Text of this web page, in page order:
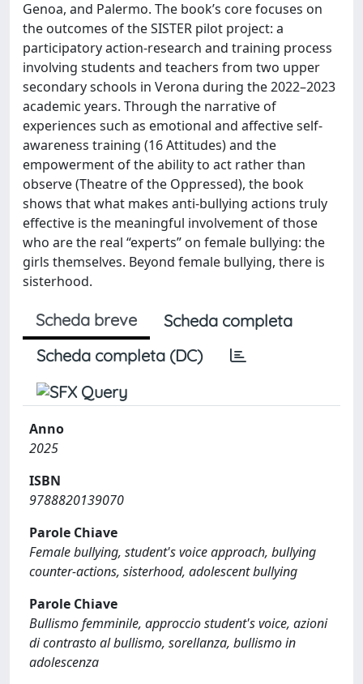
Genoa, and Palermo. The book’s core focuses on
the outcomes of the SISTER pilot project: a
participatory action-research and training process
involving students and teachers from two upper
secondary schools in Verona during the 2022–2023
academic years. Through the narrative of
experiences such as emotional and affective self-
awareness training (16 Attitudes) and the
empowerment of the ability to act rather than
observe (Theatre of the Oppressed), the book
shows that what makes anti-bullying actions truly
effective is the meaningful involvement of those
who are the real “experts” on female bullying: the
girls themselves. Beyond female bullying, there is
sisterhood.
Scheda breve
Scheda completa
Scheda completa (DC)
Anno
2025
ISBN
9788820139070
Parole Chiave
Female bullying, student's voice approach, bullying
counter-actions, sisterhood, adolescent bullying
Parole Chiave
Bullismo femminile, approccio student's voice, azioni
di contrasto al bullismo, sorellanza, bullismo in
adolescenza